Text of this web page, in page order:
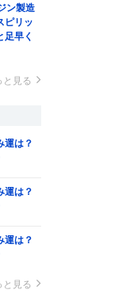
ン製造
ピリッ
足早く
と見る
運は？
運は？
運は？
と見る